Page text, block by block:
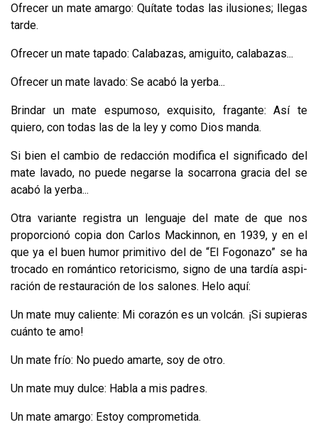
Ofrecer un mate amargo: Quítate todas las ilusiones; llegas
tarde.
Ofrecer un mate tapado: Calabazas, amiguito, calabazas...
Ofrecer un mate lavado: Se acabó la yerba...
Brindar un mate espumoso, exquisito, fragante: Así te
quiero, con todas las de la ley y como Dios manda.
Si bien el cambio de redacción modifica el significado del
mate lavado, no puede negarse la socarrona gracia del se
acabó la yerba...
Otra variante registra un lenguaje del mate de que nos
proporcionó copia don Carlos Mackinnon, en 1939, y en el
que ya el buen humor primitivo del de “El Fogonazo” se ha
trocado en romántico retoricismo, signo de una tardía aspi­
ración de restauración de los salones. Helo aquí:
Un mate muy caliente: Mi corazón es un volcán. ¡Si supieras
cuánto te amo!
Un mate frío: No puedo amarte, soy de otro.
Un mate muy dulce: Habla a mis padres.
Un mate amargo: Estoy comprometida.